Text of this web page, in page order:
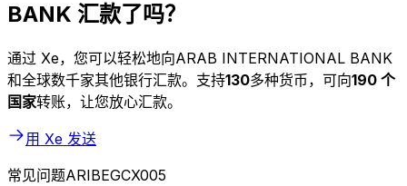
BANK 汇款了吗？
通过 Xe，您可以轻松地向ARAB INTERNATIONAL BANK
和全球数千家其他银行汇款。支持130多种货币，可向190 个
国家转账，让您放心汇款。
用 Xe 发送
常见问题ARIBEGCX005